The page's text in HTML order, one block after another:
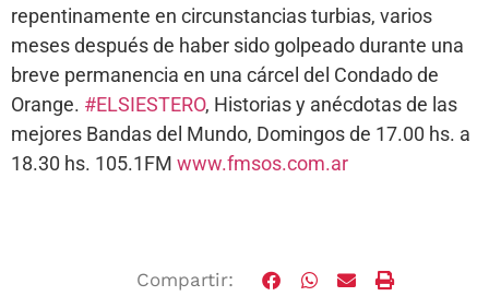
repentinamente en circunstancias turbias, varios
meses después de haber sido golpeado durante una
breve permanencia en una cárcel del Condado de
Orange. #ELSIESTERO, Historias y anécdotas de las
mejores Bandas del Mundo, Domingos de 17.00 hs. a
18.30 hs. 105.1FM www.fmsos.com.ar
Compartir: